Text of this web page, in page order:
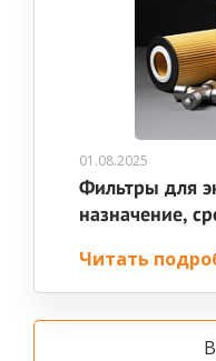
01.08.2025
Фильтры для
назначение,
Читать